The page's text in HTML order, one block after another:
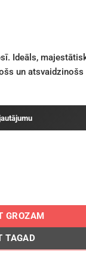
Ideāls,
un
GROZAM
TAGAD